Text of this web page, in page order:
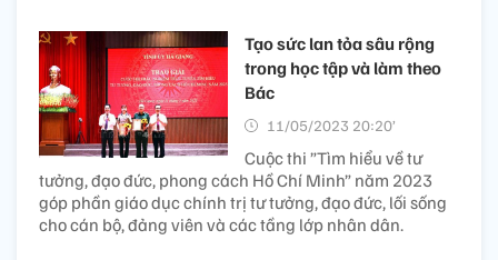
Tạo sức lan tỏa sâu rộng
trong học tập và làm theo
Bác
11/05/2023 20:20’
Cuộc thi ”Tìm hiểu về tư
tưởng, đạo đức, phong cách Hồ Chí Minh” năm 2023
góp phần giáo dục chính trị tư tưởng, đạo đức, lối sống
cho cán bộ, đảng viên và các tầng lớp nhân dân.